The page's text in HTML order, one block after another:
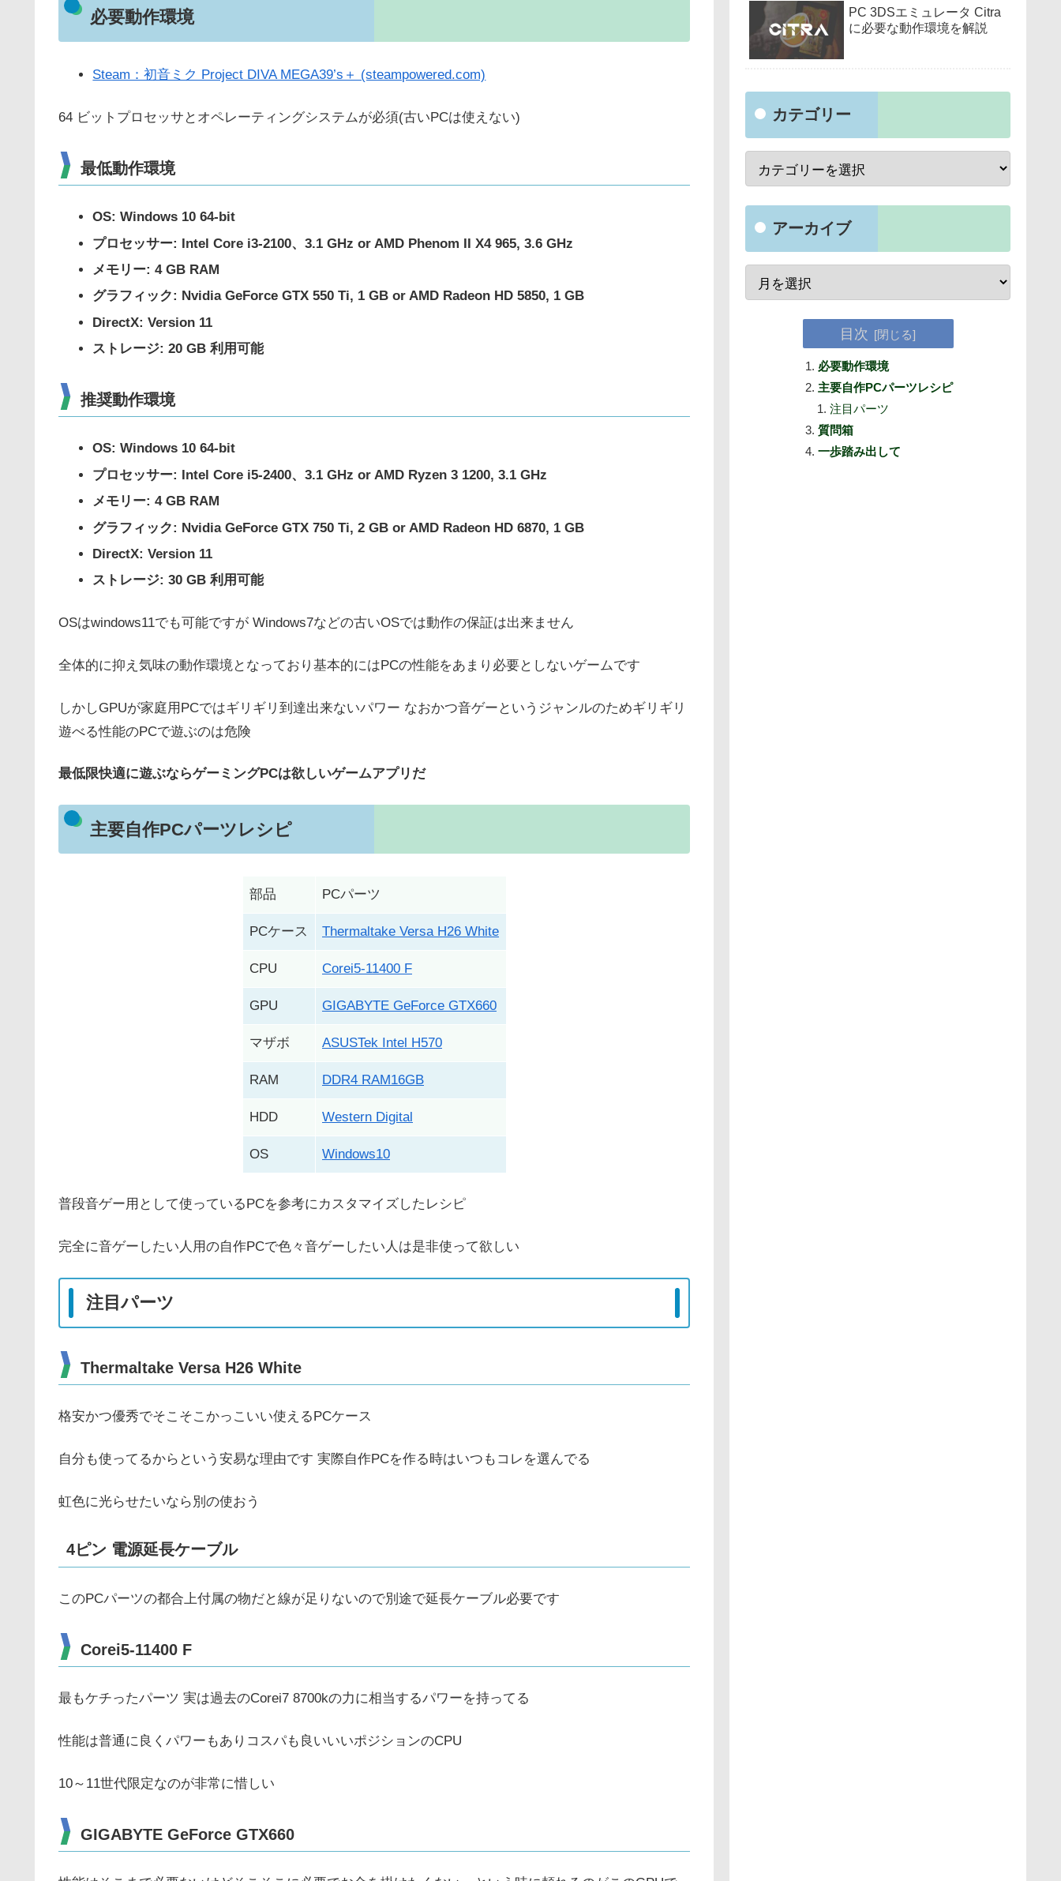
必要動作環境
Steam：初音ミク Project DIVA MEGA39’s＋ (steampowered.com)
64 ビットプロセッサとオペレーティングシステムが必須(古いPCは使えない)
最低動作環境
OS: Windows 10 64-bit
プロセッサー: Intel Core i3-2100、3.1 GHz or AMD Phenom II X4 965, 3.6 GHz
メモリー: 4 GB RAM
グラフィック: Nvidia GeForce GTX 550 Ti, 1 GB or AMD Radeon HD 5850, 1 GB
DirectX: Version 11
ストレージ: 20 GB 利用可能
推奨動作環境
OS: Windows 10 64-bit
プロセッサー: Intel Core i5-2400、3.1 GHz or AMD Ryzen 3 1200, 3.1 GHz
メモリー: 4 GB RAM
グラフィック: Nvidia GeForce GTX 750 Ti, 2 GB or AMD Radeon HD 6870, 1 GB
DirectX: Version 11
ストレージ: 30 GB 利用可能
OSはwindows11でも可能ですが Windows7などの古いOSでは動作の保証は出来ません
全体的に抑え気味の動作環境となっており基本的にはPCの性能をあまり必要としないゲームです
しかしGPUが家庭用PCではギリギリ到達出来ないパワー なおかつ音ゲーというジャンルのためギリギリ
遊べる性能のPCで遊ぶのは危険
最低限快適に遊ぶならゲーミングPCは欲しいゲームアプリだ
主要自作PCパーツレシピ
部品 PCパーツ
PCケース Thermaltake Versa H26 White
CPU Corei5-11400 F
GPU GIGABYTE GeForce GTX660
マザボ ASUSTek Intel H570
RAM DDR4 RAM16GB
HDD Western Digital
OS Windows10
普段音ゲー用として使っているPCを参考にカスタマイズしたレシピ
完全に音ゲーしたい人用の自作PCで色々音ゲーしたい人は是非使って欲しい
注目パーツ
Thermaltake Versa H26 White
格安かつ優秀でそこそこかっこいい使えるPCケース
自分も使ってるからという安易な理由です 実際自作PCを作る時はいつもコレを選んでる
虹色に光らせたいなら別の使おう
4ピン 電源延長ケーブル
このPCパーツの都合上付属の物だと線が足りないので別途で延長ケーブル必要です
Corei5-11400 F
最もケチったパーツ 実は過去のCorei7 8700kの力に相当するパワーを持ってる
性能は普通に良くパワーもありコスパも良いいいポジションのCPU
10～11世代限定なのが非常に惜しい
GIGABYTE GeForce GTX660
PC 3DSエミュレータ Citra
に必要な動作環境を解説
カテゴリー
アーカイブ
目次
必要動作環境
主要自作PCパーツレシピ
注目パーツ
質問箱
一歩踏み出して